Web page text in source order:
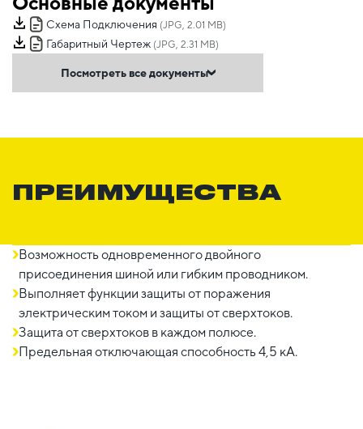
Схема Подключения (JPG, 2.01 MB)
Габаритный Чертеж (JPG, 2.31 MB)
Посмотреть все документы
ПРЕИМУЩЕСТВА
Возможность одновременного двойного
присоединения шиной или гибким проводником.
Выполняет функции защиты от поражения
электрическим током и защиты от сверхтоков.
Защита от сверхтоков в каждом полюсе.
Предельная отключающая способность 4,5 кА.